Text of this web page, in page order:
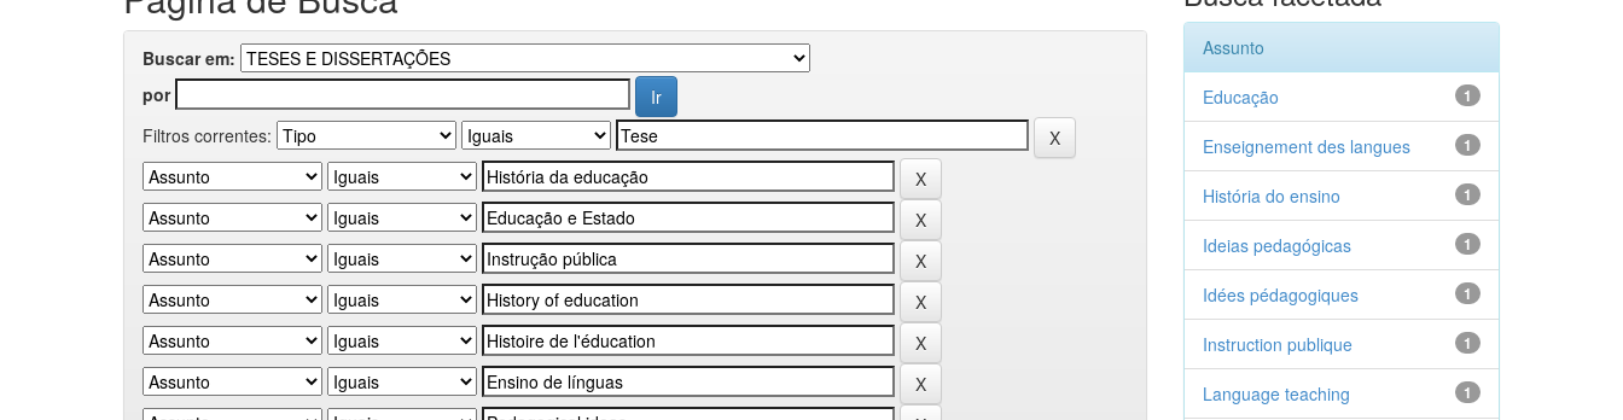
Buscar em:
por
Filtros correntes:
Assunto
1
Educação
1
Enseignement des langues
1
História do ensino
1
Ideias pedagógicas
1
Idées pédagogiques
1
Instruction publique
1
Language teaching